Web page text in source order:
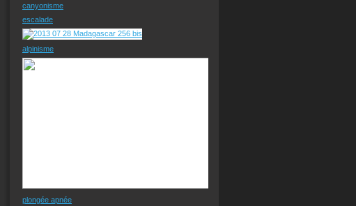
canyonisme
escalade
alpinisme
plongée apnée